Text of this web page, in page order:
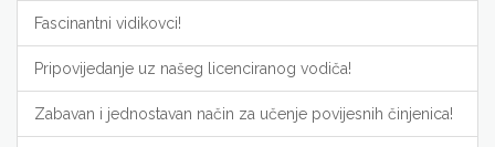
Fascinantni vidikovci!
Pripovijedanje uz našeg licenciranog vodiča!
Zabavan i jednostavan način za učenje povijesnih činjenica!